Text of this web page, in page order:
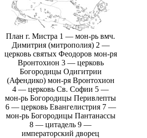
План г. Мистра 1 — мон-рь вмч.
Димитрия (митрополия) 2 —
церковь святых Феодоров мон-ря
Вронтохион 3 — церковь
Богородицы Одигитрии
(Афендико) мон-ря Вронтохион
4 — церковь Св. Софии 5 —
мон-рь Богородицы Перивлепты
6 — церковь Евангелистрия 7 —
мон-рь Богородицы Пантанассы
8 — цитадель 9 —
императорский дворец